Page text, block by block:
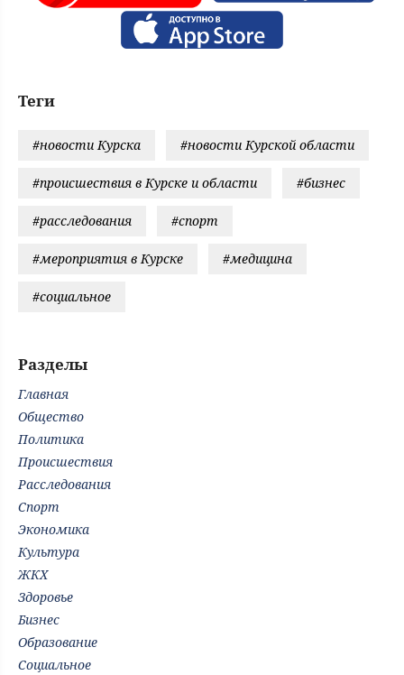
Теги
#новости Курска #новости Курской области
#происшествия в Курске и области #бизнес
#расследования #спорт
#мероприятия в Курске #медицина
#социальное
Разделы
Главная
Общество
Политика
Происшествия
Расследования
Спорт
Экономика
Культура
ЖКХ
Здоровье
Бизнес
Образование
Социальное